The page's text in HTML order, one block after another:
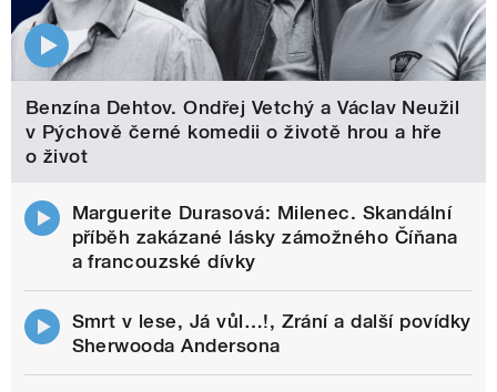
Benzína Dehtov. Ondřej Vetchý a Václav Neužil
v Pýchově černé komedii o životě hrou a hře
o život
Marguerite Durasová: Milenec. Skandální
příběh zakázané lásky zámožného Číňana
a francouzské dívky
Smrt v lese, Já vůl…!, Zrání a další povídky
Sherwooda Andersona